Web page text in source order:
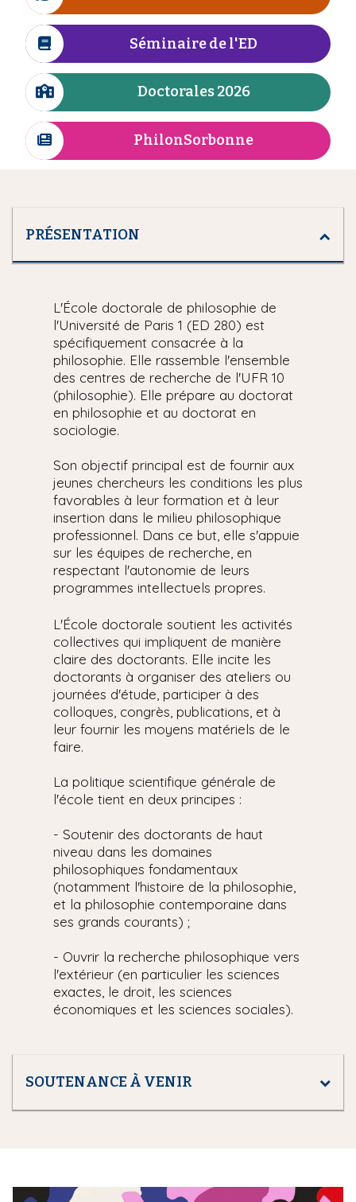
n
e
I
c
ô
n
e
I
c
ô
n
e
Séminaire de l'ED
I
c
ô
n
Doctorales 2026
I
e
PhilonSorbonne
PRÉSENTATION
L'École doctorale de philosophie de
l'Université de Paris 1 (ED 280) est
spécifiquement consacrée à la
philosophie. Elle rassemble l'ensemble
des centres de recherche de l'UFR 10
(philosophie). Elle prépare au doctorat
en philosophie et au doctorat en
sociologie.
Son objectif principal est de fournir aux
jeunes chercheurs les conditions les plus
favorables à leur formation et à leur
insertion dans le milieu philosophique
professionnel. Dans ce but, elle s'appuie
sur les équipes de recherche, en
respectant l'autonomie de leurs
programmes intellectuels propres.
L'École doctorale soutient les activités
collectives qui impliquent de manière
claire des doctorants. Elle incite les
doctorants à organiser des ateliers ou
journées d'étude, participer à des
colloques, congrès, publications, et à
leur fournir les moyens matériels de le
faire.
La politique scientifique générale de
l'école tient en deux principes :
- Soutenir des doctorants de haut
niveau dans les domaines
philosophiques fondamentaux
(notamment l'histoire de la philosophie,
et la philosophie contemporaine dans
ses grands courants) ;
- Ouvrir la recherche philosophique vers
l'extérieur (en particulier les sciences
exactes, le droit, les sciences
économiques et les sciences sociales).
SOUTENANCE À VENIR